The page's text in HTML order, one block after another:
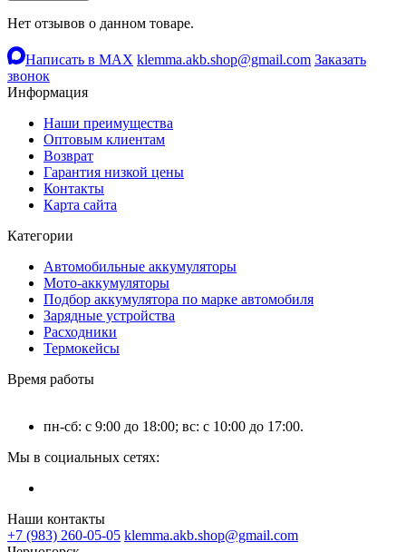
Нет отзывов о данном товаре.
Написать в MAX klemma.akb.shop@gmail.com Заказать
звонок
Информация
Наши преимущества
Оптовым клиентам
Возврат
Гарантия низкой цены
Контакты
Карта сайта
Категории
Автомобильные аккумуляторы
Мото-аккумуляторы
Подбор аккумулятора по марке автомобиля
Зарядные устройства
Расходники
Термокейсы
Время работы
пн-сб: с 9:00 до 18:00; вс: с 10:00 до 17:00.
Мы в социальных сетях:
Наши контакты
+7 (983) 260-05-05 klemma.akb.shop@gmail.com